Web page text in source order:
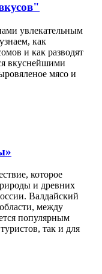
увлекательным
как
и как разводят
вкуснейшими
мясо и
которое
и древних
Валдайский
между
популярным
так и для